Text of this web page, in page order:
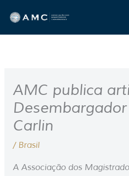
para
o
AMC publica
Carlin
/ Brasil
A Associação dos